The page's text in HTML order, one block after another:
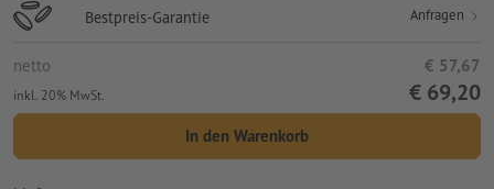
Bestpreis-Garantie Anfragen
netto € 57,67
inkl. 20% MwSt. € 69,20
In den Warenkorb